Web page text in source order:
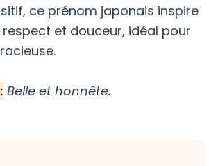
ce prénom japonais inspire
et douceur, idéal pour
Belle et honnête.